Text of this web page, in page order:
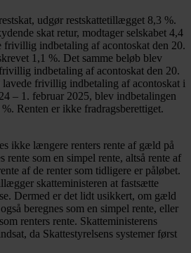
udgør restskattetillægget 8,3 %.
skat retur, modtager selskabet 4,4
frivillig indbetaling af acontoskat den 20.
1,1 %. Det samme beløb blev
indbetaling af acontoskat den 20.
frivillig indbetaling af acontoskat i
– 1. februar 2025, blev indbetalingen
Renten er ikke fradragsberettiget.
ikke længere renters rente af gæld på
rente som en simpel rente, altså rente af
af de renter som tidligere er påløbet.
skatteministeren at fastsætte
Dermed er det lidt usikkert, om gæld
beregnes som en simpel rente, eller
renters rente. Skatteministerens
da Skattestyrelsens systemer først